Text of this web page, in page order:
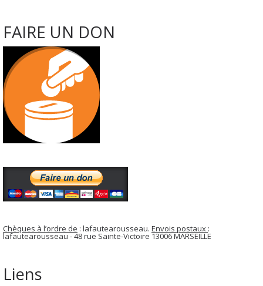
FAIRE UN DON
Chèques à l’ordre de : lafautearousseau. Envois postaux :
lafautearousseau - 48 rue Sainte-Victoire 13006 MARSEILLE
Liens